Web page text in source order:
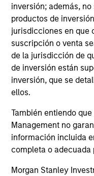
inversión; además,
productos de
jurisdicciones en que
suscripción o venta
de la jurisdicción de
de inversión están
inversión, que se
ellos.
También entiendo
Management no
información incluida
completa o adecuada
Morgan Stanley
ALTS IN FOCUS
Private Credit
We believe the
credit lenders as
financing demand
cyclical and